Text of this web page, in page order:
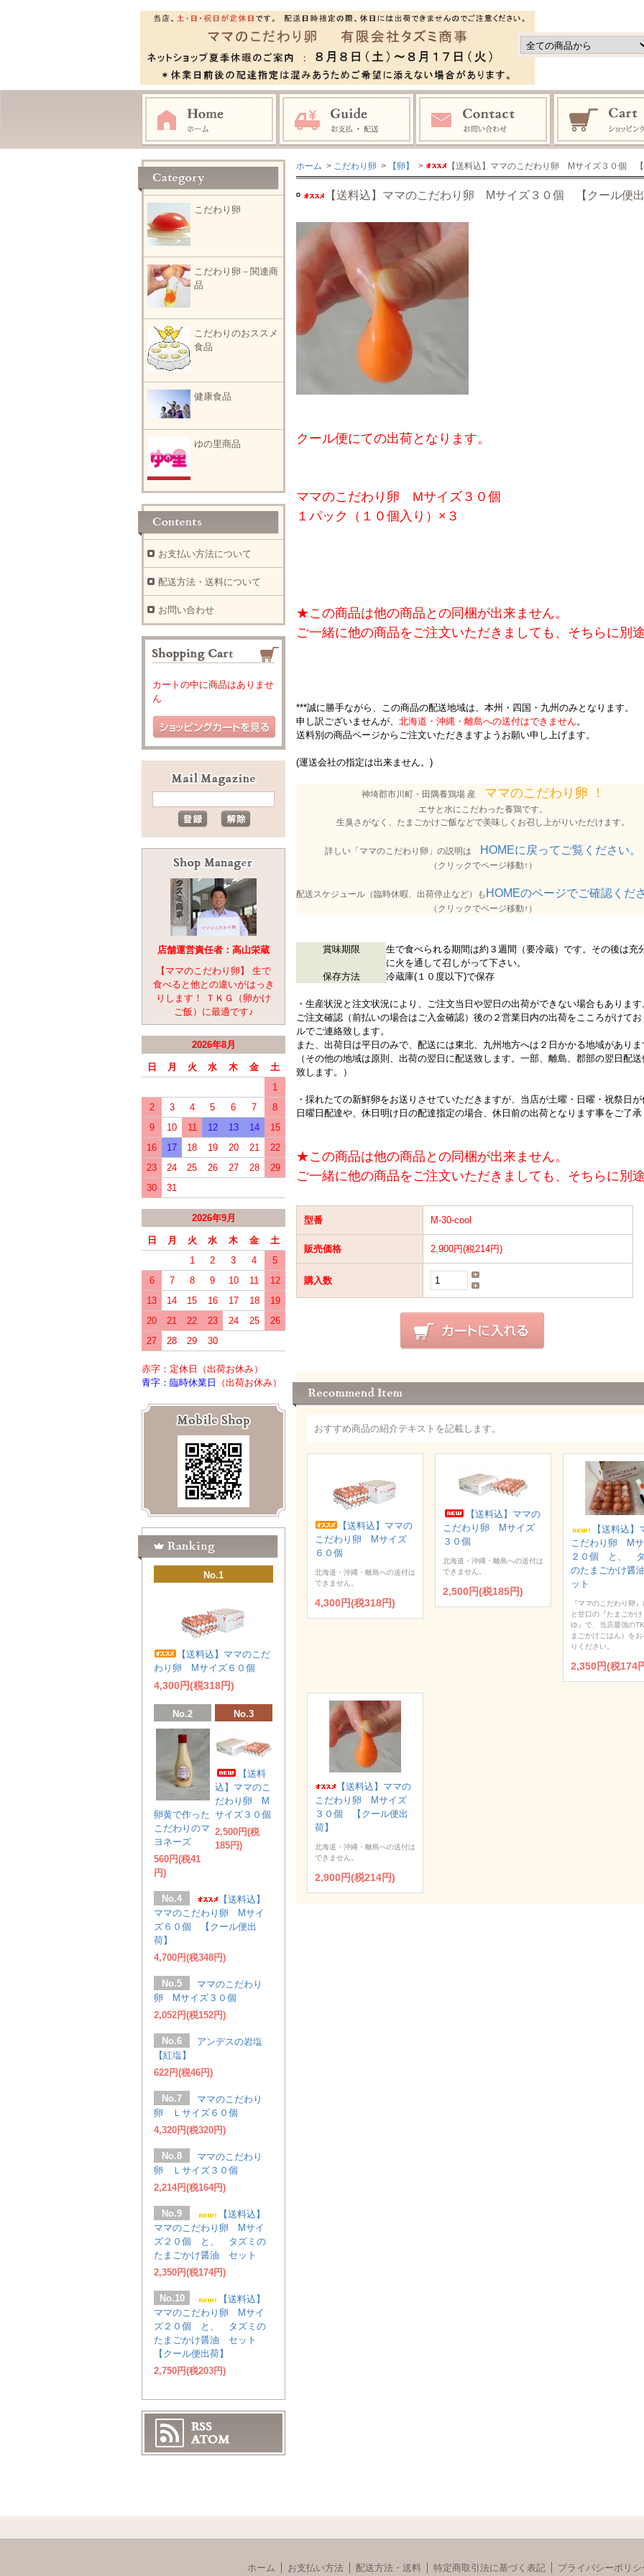
ホーム > こだわり卵 > 【卵】 > 【送料込】ママのこだわり卵 Мサイズ３０個 【
【送料込】ママのこだわり卵 Мサイズ３０個 【クール便出
クール便にての出荷となります。
ママのこだわり卵 Мサイズ３０個
１パック（１０個入り）×３
★この商品は他の商品との同梱が出来ません。
ご一緒に他の商品をご注文いただきましても、そちらに別
***誠に勝手ながら、この商品の配送地域は、本州・四国・九州のみとなります。
申し訳ございませんが、 北海道・沖縄・離島への送付はできません。
送料別の商品ページからご注文いただきますようお願い申し上げます。
(運送会社の指定は出来ません。)
神埼郡市川町・田隅養鶏場 産 ママのこだわり卵 ！
エサと水にこだわった養鶏です。
生臭さがなく、たまごかけご飯などで美味しくお召し上がりいただけます。
詳しい「ママのこだわり卵」の説明は HOMEに戻ってご覧ください。
（クリックでページ移動↑）
配送スケジュール（臨時休暇、出荷停止など）も HOMEのページでご確認くださ
（クリックでページ移動↑）
賞味期限
生で食べられる期間は約３週間（要冷蔵）です。その後は充
に火を通して召しがって下さい。
保存方法
冷蔵庫(１０度以下)で保存
・ 生産状況と注文状況により、ご注文当日や翌日の出荷ができない場合もあります
ご注文確認（前払いの場合はご入金確認）後の２営業日内の出荷をこころがけて
ルでご連絡致します。
また、出荷日は平日のみで、配送には東北、九州地方へは２日かかる地域がありま
（その他の地域は原則、出荷の翌日に配送致します。一部、離島、郡部の翌日配
致します。）
・ 採れたての新鮮卵をお送りさせていただきますが、当店が土曜・日曜・祝祭日が
日曜日配達や、休日明け日の配達指定の場合、休日前の出荷となります事をご了承
★この商品は他の商品との同梱が出来ません。
ご一緒に他の商品をご注文いただきましても、そちらに別
型番 M-30-cool
販売価格 2,900円(税214円)
購入数
おすすめ商品の紹介テキストを記載します。
【送料込】ママの
こだわり卵 Мサイズ
６０個
北海道・沖縄・離島への送付は
できません。
4,300円(税318円)
【送料込】ママの
こだわり卵 Мサイズ
３０個
北海道・沖縄・離島への送付は
できません。
2,500円(税185円)
【送料込】
こだわり卵 M
２０個 と、 タ
のたまごかけ醤
ット
『ママのこだわり卵
と甘口の『たまごかけ
ゆ』で、当店最強の
まごかけごはん）を
りください。
2,350円(税174
【送料込】ママの
こだわり卵 Мサイズ
３０個 【クール便出
荷】
北海道・沖縄・離島への送付は
できません。
2,900円(税214円)
こだわり卵
こだわり卵－関連商
品
こだわりのおススメ
食品
健康食品
ゆの里商品
お支払い方法について
配送方法・送料について
お問い合わせ
カートの中に商品はありませ
ん
店舗運営責任者：高山栄蔵
【ママのこだわり卵】 生で
食べると他との違いがはっき
りします！ ＴＫＧ（卵かけ
ご飯）に最適です♪
2026年8月
日 月 火 水 木 金
土
1
2
3 4 5 6 7
8
9
10 11 12 13 14
15
16
17 18 19 20 21
22
23
24 25 26 27 28
29
30
31
2026年9月
日 月 火 水 木 金
土
1
2 3 4
5
6
7 8 9 10 11
12
13
14 15 16 17 18
19
20
21 22 23 24 25
26
27
28 29 30
赤字：定休日
（出荷お休み）
青字：臨時休業日
（出荷お休み）
No.1
【送料込】ママのこだ
わり卵 Мサイズ６０個
4,300円(税318円)
No.2
卵黄で作った
こだわりのマ
ヨネーズ
560円(税41
円)
No.3
【送料
込】ママのこ
だわり卵 М
サイズ３０個
2,500円(税
185円)
No.4
【送料込】
ママのこだわり卵 Мサイ
ズ６０個 【クール便出
荷】
4,700円(税348円)
No.5
ママのこだわり
卵 Mサイズ３０個
2,052円(税152円)
No.6
アンデスの岩塩
【紅塩】
622円(税46円)
No.7
ママのこだわり
卵 Ｌサイズ６０個
4,320円(税320円)
No.8
ママのこだわり
卵 Ｌサイズ３０個
2,214円(税164円)
No.9
【送料込】
ママのこだわり卵 Mサイ
ズ２０個 と、 タズミの
たまごかけ醤油 セット
2,350円(税174円)
No.10
【送料込】
ママのこだわり卵 Mサイ
ズ２０個 と、 タズミの
たまごかけ醤油 セット
【クール便出荷】
2,750円(税203円)
ホーム お支払い方法 配送方法・送料 特定商取引法に基づく表記 プライバシーポリシ